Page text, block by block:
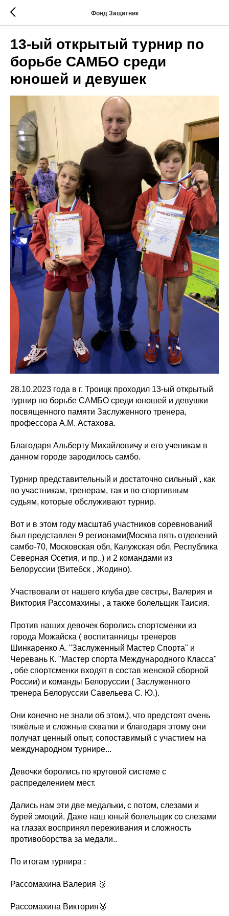
Фонд Защитник
13-ый открытый турнир по
борьбе САМБО среди
юношей и девушек
28.10.2023 года в г. Троицк проходил 13-ый открытый
турнир по борьбе САМБО среди юношей и девушки
посвященного памяти Заслуженного тренера,
профессора А.М. Астахова.
Благодаря Альберту Михайловичу и его ученикам в
данном городе зародилось самбо.
Турнир представительный и достаточно сильный , как
по участникам, тренерам, так и по спортивным
судьям, которые обслуживают турнир.
Вот и в этом году масштаб участников соревнований
был представлен 9 регионами(Москва пять отделений
самбо-70, Московская обл, Калужская обл, Республика
Северная Осетия, и пр..) и 2 командами из
Белоруссии (Витебск , Жодино).
Участвовали от нашего клуба две сестры, Валерия и
Виктория Рассомахины , а также болельщик Таисия.
Против наших девочек боролись спортсменки из
города Можайска ( воспитанницы тренеров
Шинкаренко А. "Заслуженный Мастер Спорта" и
Черевань К. "Мастер спорта Международного Класса"
, обе спортсменки входят в состав женской сборной
России) и команды Белоруссии ( Заслуженного
тренера Белоруссии Савельева С. Ю.).
Они конечно не знали об этом.), что предстоят очень
тяжёлые и сложные схватки и благодаря этому они
получат ценный опыт, сопоставимый с участием на
международном турнире...
Девочки боролись по круговой системе с
распределением мест.
Дались нам эти две медальки, с потом, слезами и
бурей эмоций. Даже наш юный болельщик со слезами
на глазах воспринял переживания и сложность
противоборства за медали..
По итогам турнира :
Рассомахина Валерия 🥉
Рассомахина Виктория🥉